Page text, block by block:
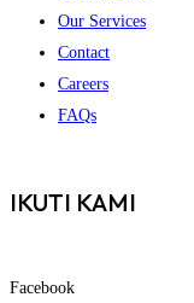
Our Services
Contact
Careers
FAQs
IKUTI KAMI
Facebook